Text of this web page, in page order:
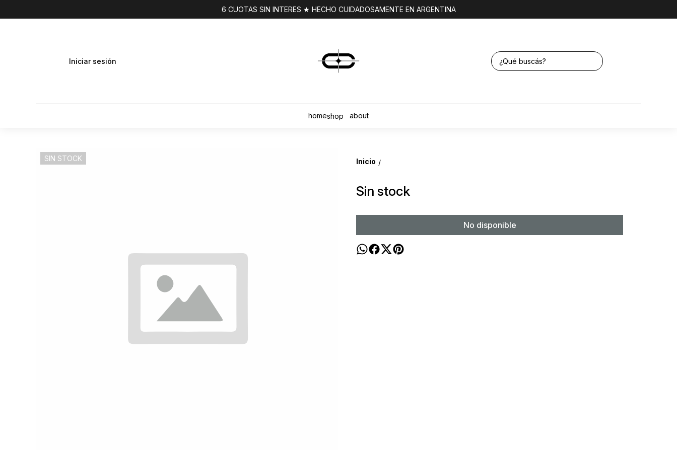
6 CUOTAS SIN INTERES ★ HECHO CUIDADOSAMENTE EN ARGENTINA
Iniciar sesión
homeshop about
SIN STOCK Inicio /
Sin stock
No disponible